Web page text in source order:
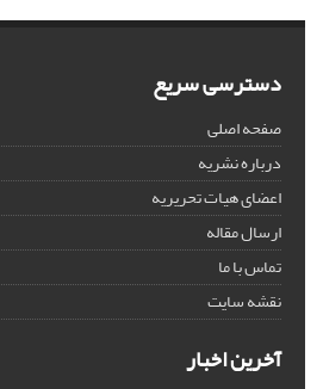
دسترسی سریع
صفحه اصلی
درباره نشریه
اعضای هیات تحریریه
ارسال مقاله
تماس با ما
نقشه سایت
آخرین اخبار